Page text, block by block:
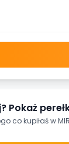
Pokaż
co kupiłaś w